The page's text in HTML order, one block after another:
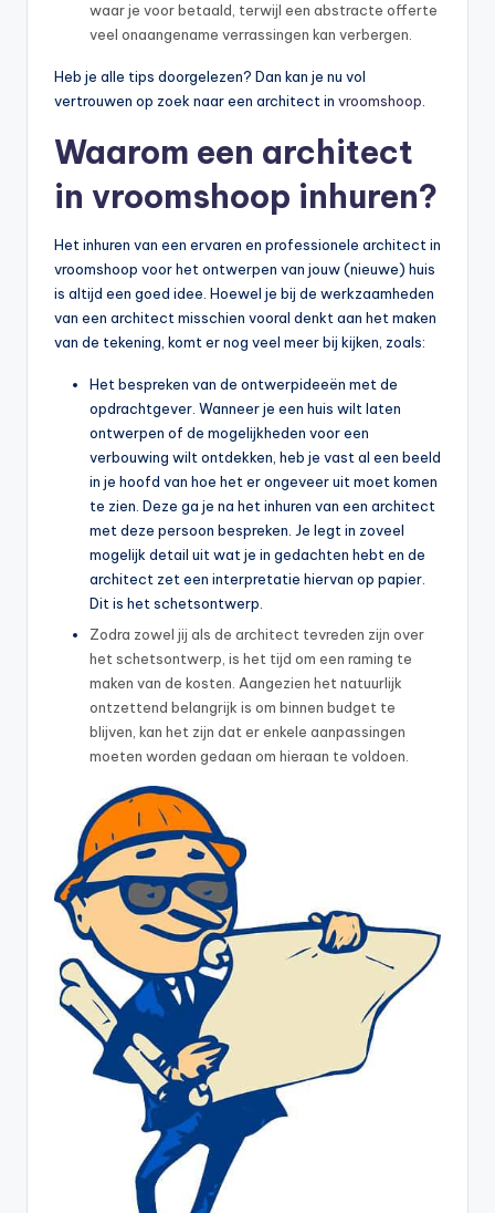
waar je voor betaald, terwijl een abstracte offerte
veel onaangename verrassingen kan verbergen.
Heb je alle tips doorgelezen? Dan kan je nu vol
vertrouwen op zoek naar een architect in vroomshoop.
Waarom een architect
in vroomshoop inhuren?
Het inhuren van een ervaren en professionele architect in
vroomshoop voor het ontwerpen van jouw (nieuwe) huis
is altijd een goed idee. Hoewel je bij de werkzaamheden
van een architect misschien vooral denkt aan het maken
van de tekening, komt er nog veel meer bij kijken, zoals:
Het bespreken van de ontwerpideeën met de
opdrachtgever. Wanneer je een huis wilt laten
ontwerpen of de mogelijkheden voor een
verbouwing wilt ontdekken, heb je vast al een beeld
in je hoofd van hoe het er ongeveer uit moet komen
te zien. Deze ga je na het inhuren van een architect
met deze persoon bespreken. Je legt in zoveel
mogelijk detail uit wat je in gedachten hebt en de
architect zet een interpretatie hiervan op papier.
Dit is het schetsontwerp.
Zodra zowel jij als de architect tevreden zijn over
het schetsontwerp, is het tijd om een raming te
maken van de kosten. Aangezien het natuurlijk
ontzettend belangrijk is om binnen budget te
blijven, kan het zijn dat er enkele aanpassingen
moeten worden gedaan om hieraan te voldoen.